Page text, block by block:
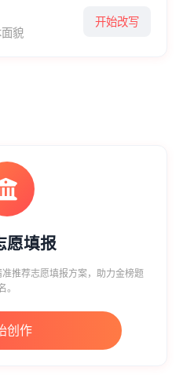
貌
开始改写
愿填报
推荐志愿填报方案，助力金榜题
。
创作